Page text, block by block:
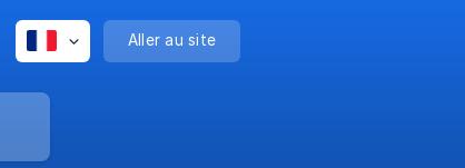
Aller au site